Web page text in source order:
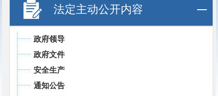
法定主动公开内容
政府领导
政府文件
安全生产
通知公告